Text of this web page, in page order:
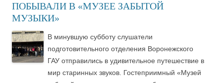
ПОБЫВАЛИ В «МУЗЕЕ ЗАБЫТОЙ
МУЗЫКИ»
В минувшую субботу слушатели
подготовительного отделения Воронежского
ГАУ отправились в удивительное путешествие в
мир старинных звуков. Гостеприимный «Музей